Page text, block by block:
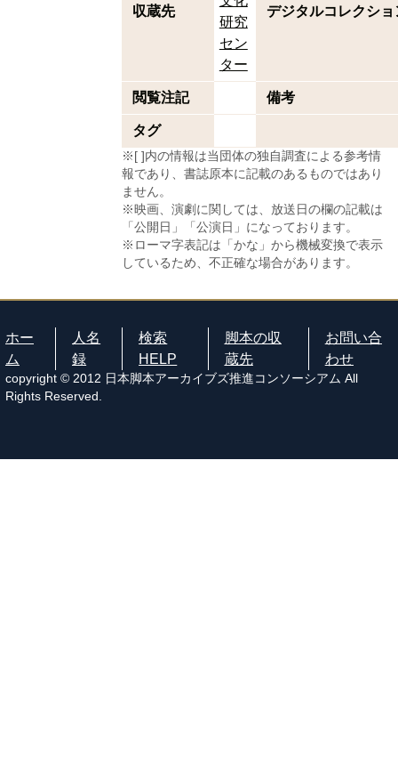
収蔵先
研究
セン
ター
デジタルコレクショ
閲覧注記 備考
タグ
※[ ]内の情報は当団体の独自調査による参考情
報であり、書誌原本に記載のあるものではあり
ません。
※映画、演劇に関しては、放送日の欄の記載は
「公開日」「公演日」になっております。
※ローマ字表記は「かな」から機械変換で表示
しているため、不正確な場合があります。
ホー
ム
人名
録
検索
HELP
脚本の収
蔵先
お問い合
わせ
copyright © 2012 日本脚本アーカイブズ推進コンソーシアム All
Rights Reserved.